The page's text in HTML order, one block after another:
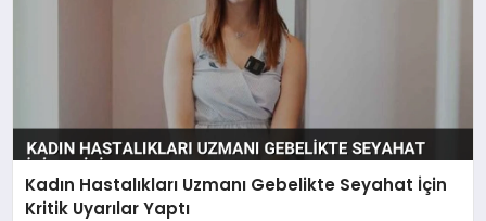
Kadın Hastalıkları Uzmanı Gebelikte Seyahat İçin
Kritik Uyarılar Yaptı